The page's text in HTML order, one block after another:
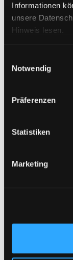
Informationen
unsere
Hinweis lesen.
Notwendig
Präferenzen
Statistiken
Marketing
GRÖSSENANGABEN
PFLEGEHINWEISE